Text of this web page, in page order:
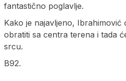
fantastično poglavlje.
Kako je najavljeno, Ibrahimović
obratiti sa centra terena i tada
srcu.
B92.